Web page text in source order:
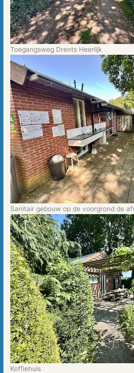
Toegangsweg Drents Heerlijk
Sanitair gebouw op de voorgrond de
Koffiehuis